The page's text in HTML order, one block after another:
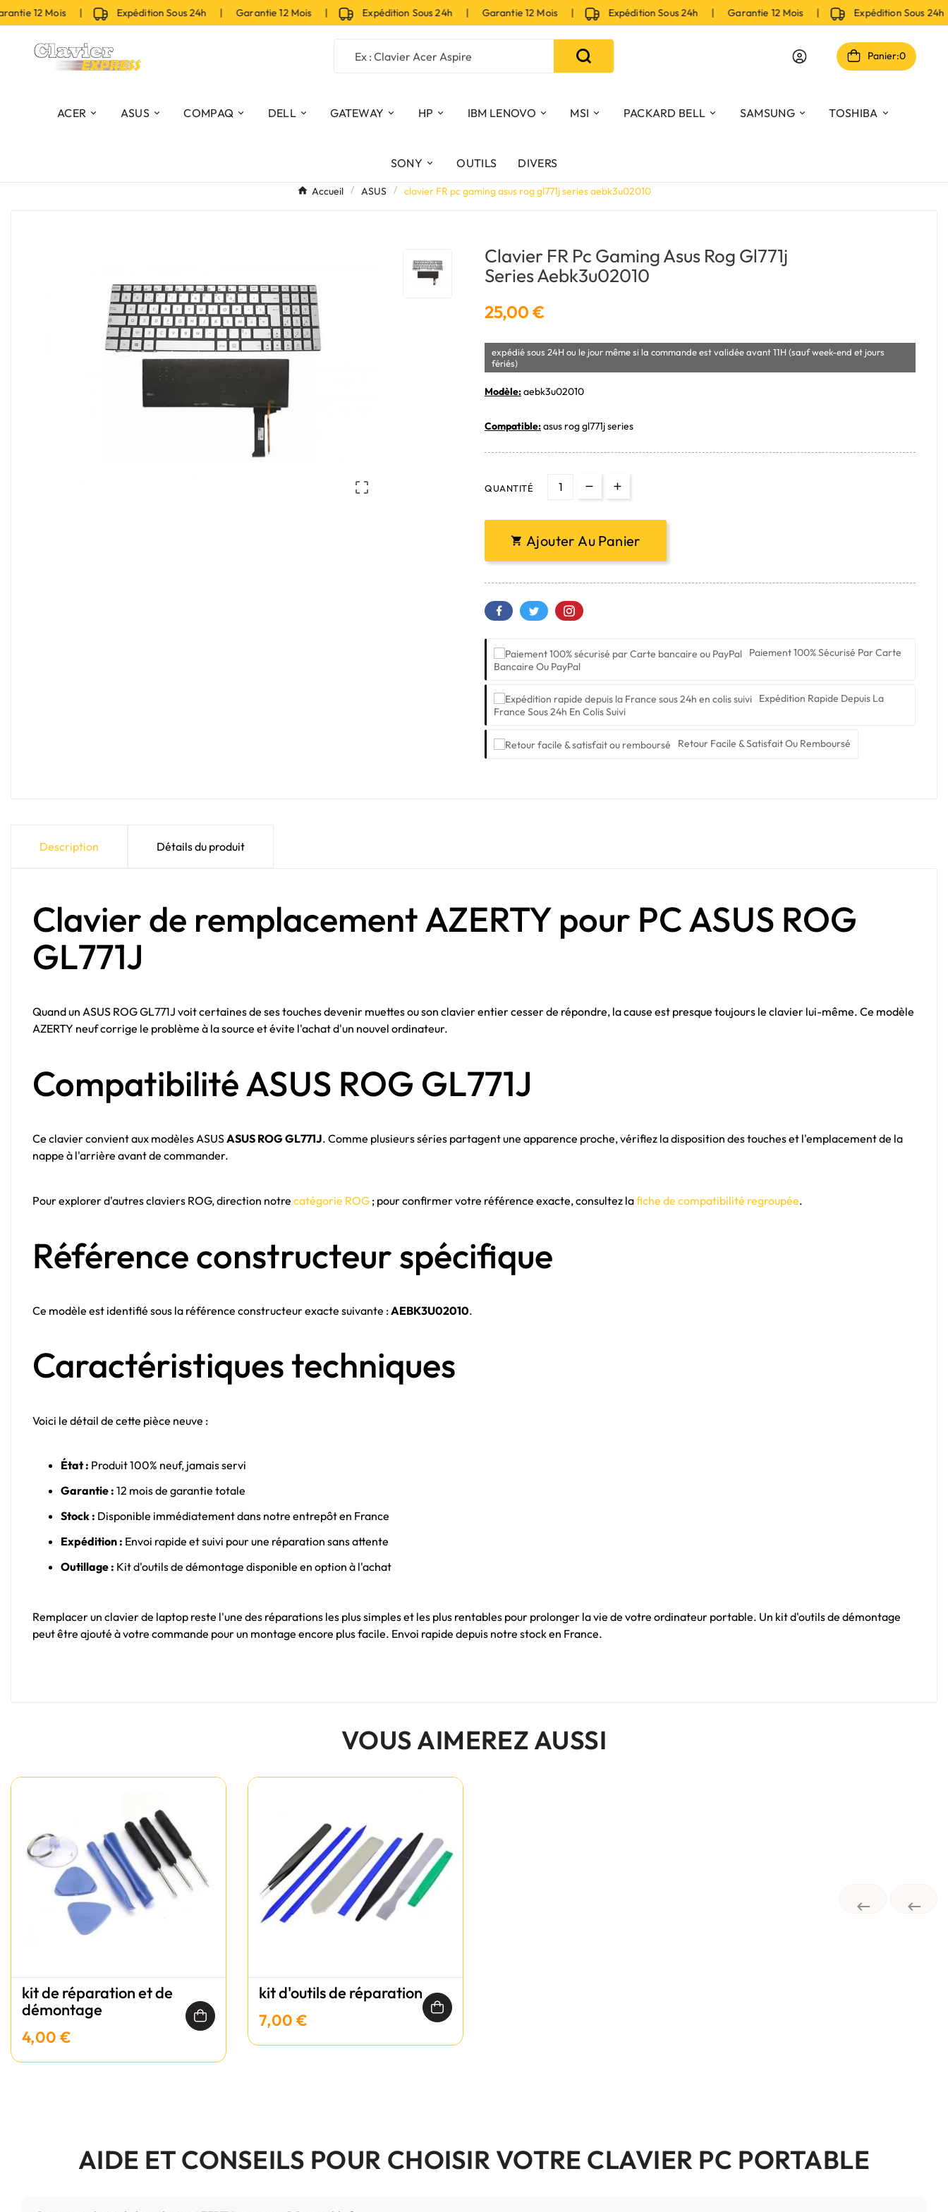
12 Mois | Expédition Sous 24h | Garantie 12 Mois | Expédition Sous 24h | Garantie 12 Mois | Expédition Sous 24h | Garantie 12 Mois | Expédition Sous 24h
Panier:0
ACER ASUS COMPAQ DELL GATEWAY HP IBM LENOVO MSI PACKARD BELL SAMSUNG TOSHIBA
SONY OUTILS DIVERS
Accueil ASUS clavier FR pc gaming asus rog gl771j series aebk3u02010

Clavier FR Pc Gaming Asus Rog Gl771j
Series Aebk3u02010
25,00 €
expédié sous 24H ou le jour même si la commande est validée avant 11H (sauf week-end et jours
fériés)
Modèle:aebk3u02010
Compatible:asus rog gl771j series
QUANTITÉ
 Ajouter Au Panier
Paiement 100% Sécurisé Par Carte
Bancaire Ou PayPal
Expédition Rapide Depuis La
France Sous 24h En Colis Suivi
Retour Facile & Satisfait Ou Remboursé
Description Détails du produit
Clavier de remplacement AZERTY pour PC ASUS ROG
GL771J
Quand un ASUS ROG GL771J voit certaines de ses touches devenir muettes ou son clavier entier cesser de répondre, la cause est presque toujours le clavier lui-même. Ce modèle
AZERTY neuf corrige le problème à la source et évite l'achat d'un nouvel ordinateur.
Compatibilité ASUS ROG GL771J
Ce clavier convient aux modèles ASUSASUS ROG GL771J. Comme plusieurs séries partagent une apparence proche, vérifiez la disposition des touches et l'emplacement de la
nappe à l'arrière avant de commander.
Pour explorer d'autres claviers ROG, direction notre catégorie ROG ; pour confirmer votre référence exacte, consultez lafiche de compatibilité regroupée.
Référence constructeur spécifique
Ce modèle est identifié sous la référence constructeur exacte suivante :AEBK3U02010.
Caractéristiques techniques
Voici le détail de cette pièce neuve :
État : Produit 100% neuf, jamais servi
Garantie : 12 mois de garantie totale
Stock : Disponible immédiatement dans notre entrepôt en France
Expédition : Envoi rapide et suivi pour une réparation sans attente
Outillage : Kit d'outils de démontage disponible en option à l'achat
Remplacer un clavier de laptop reste l'une des réparations les plus simples et les plus rentables pour prolonger la vie de votre ordinateur portable. Un kit d'outils de démontage
peut être ajouté à votre commande pour un montage encore plus facile. Envoi rapide depuis notre stock en France.
VOUS AIMEREZ AUSSI
 
kit de réparation et de
démontage
4,00 €
kit d'outils de réparation
7,00 €
AIDE ET CONSEILS POUR CHOISIR VOTRE CLAVIER PC PORTABLE